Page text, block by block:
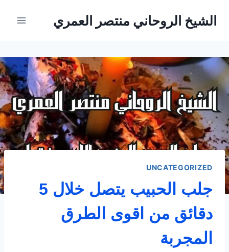
إلىالشيخ الروحاني منتصر العمري
UNCATEGORIZED
جلب الحبيب يتصل خلال 5
دقائق من اقوى الطرق
المجربة